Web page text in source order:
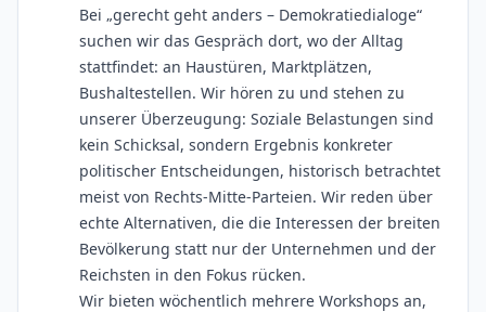
Bei „gerecht geht anders – Demokratiedialoge“
suchen wir das Gespräch dort, wo der Alltag
stattfindet: an Haustüren, Marktplätzen,
Bushaltestellen. Wir hören zu und stehen zu
unserer Überzeugung: Soziale Belastungen sind
kein Schicksal, sondern Ergebnis konkreter
politischer Entscheidungen, historisch betrachtet
meist von Rechts-Mitte-Parteien. Wir reden über
echte Alternativen, die die Interessen der breiten
Bevölkerung statt nur der Unternehmen und der
Reichsten in den Fokus rücken.
Wir bieten wöchentlich mehrere Workshops an,